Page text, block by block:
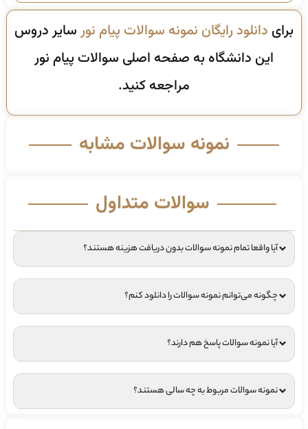
برای دانلود رایگان نمونه سوالات پیام نورسایر دروس
این دانشگاه به صفحه اصلی سوالات پیام نور
مراجعه کنید.
نمونه سوالات مشابه
سوالات متداول
آیا واقعا تمام نمونه سوالات بدون دریافت هزینه هستند؟
چگونه می‌توانم نمونه سوالات را دانلود کنم؟
آیا نمونه سوالات پاسخ هم دارند؟
نمونه سوالات مربوط به چه سالی هستند؟